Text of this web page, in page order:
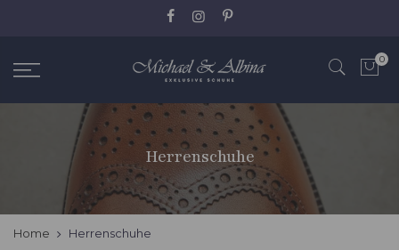
0
Herrenschuhe
Home Herrenschuhe